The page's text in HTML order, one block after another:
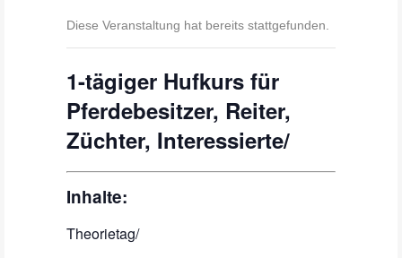
Diese Veranstaltung hat bereits stattgefunden.
1-tägiger Hufkurs für
Pferdebesitzer, Reiter,
Züchter, Interessierte/
Inhalte:
Theorietag/